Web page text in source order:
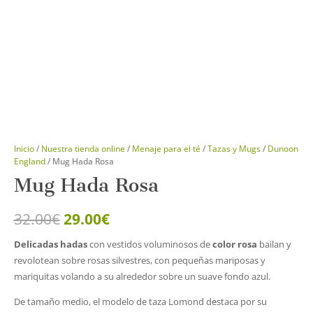
Inicio/ Nuestra tienda online/ Menaje para el té/Tazas y Mugs/ Dunoon
England/ Mug Hada Rosa
Mug Hada Rosa
32.00€El
original
era:
32.00€.
29.00€El
actual
es:
29.00€.
Delicadas hadascon vestidos voluminosos decolor rosa bailan y
revolotean sobre rosas silvestres, con pequeñas mariposas y
mariquitas volando a su alrededor sobre un suave fondo azul.
De tamaño medio, el modelo de taza Lomond destaca por su